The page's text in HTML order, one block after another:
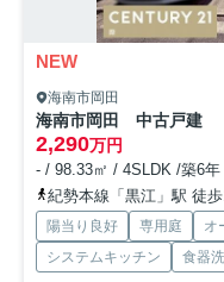
NEW
海南市岡田
海南市岡田 中古戸建
2,290万円
- / 98.33㎡ / 4SLDK /築6年
紀勢本線「黒江」駅 徒
陽当り良好 専用庭 オ
システムキッチン
食器